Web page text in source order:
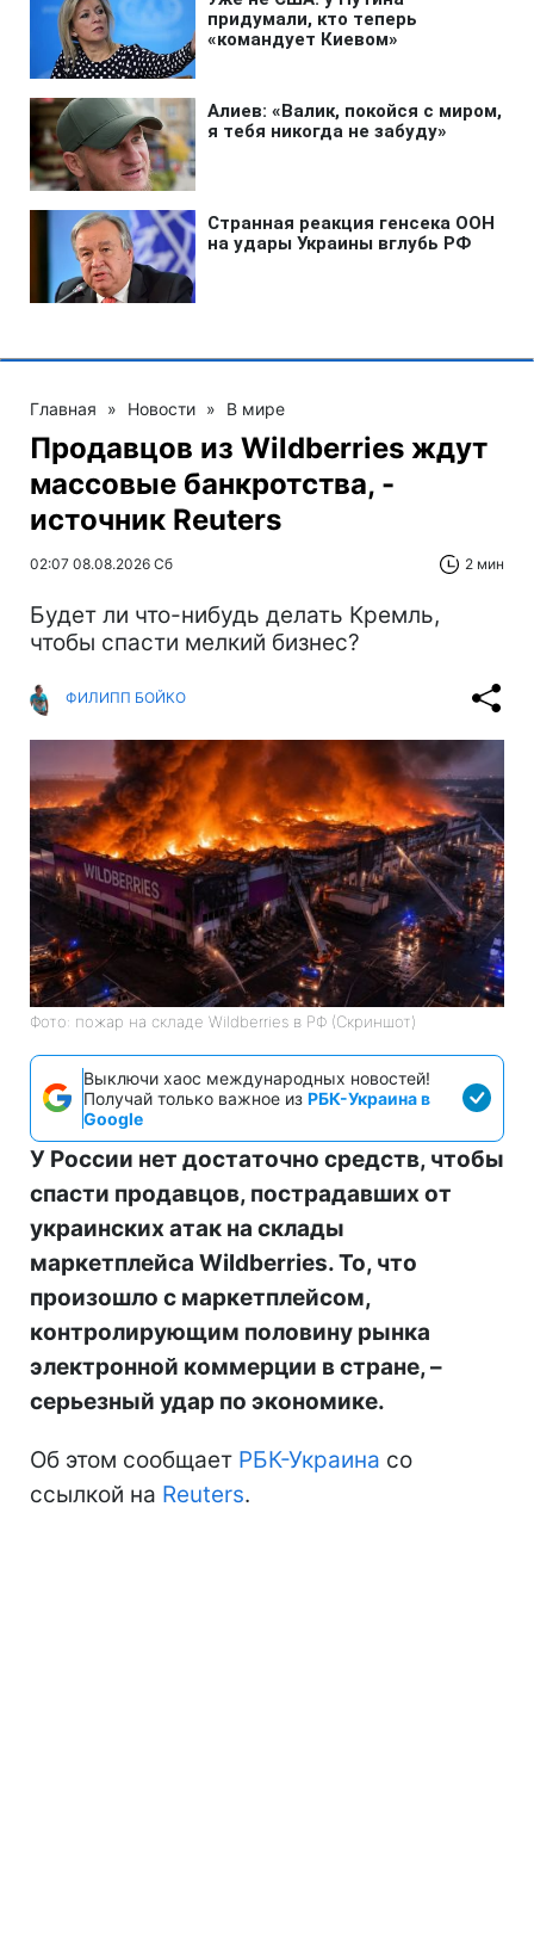
Главная » Новости » В мире
Продавцов из Wildberries ждут
массовые банкротства, -
источник Reuters
02:07 08.08.2026 Сб 2 мин
Будет ли что-нибудь делать Кремль,
чтобы спасти мелкий бизнес?
ФИЛИПП БОЙКО
Фото: пожар на складе Wildberries в РФ (Скриншот)
Выключи хаос международных новостей!
Получай только важное из РБК-Украина в
Google
У России нет достаточно средств, чтобы
спасти продавцов, пострадавших от
украинских атак на склады
маркетплейса Wildberries. То, что
произошло с маркетплейсом,
контролирующим половину рынка
электронной коммерции в стране, –
серьезный удар по экономике.
Об этом сообщает РБК-Украина со
ссылкой на Reuters.